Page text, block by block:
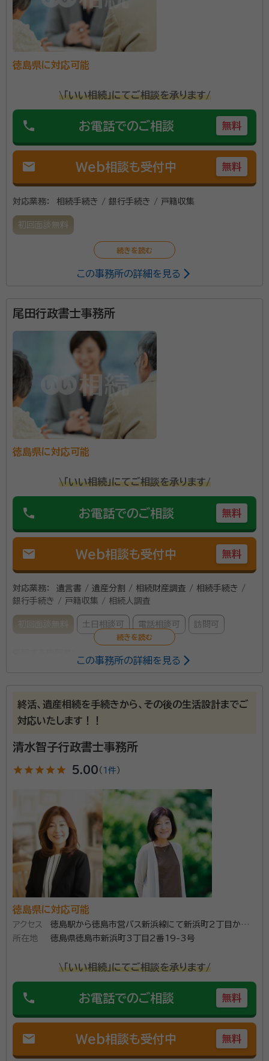
徳島県に対応可能
\「いい相続」にてご相談を承ります/
phone お電話でのご相談 無料
mail Web相談も受付中 無料
対応業務： 相続手続き / 銀行手続き / 戸籍収集
初回面談無料
この事務所の詳細を見る
尾田行政書士事務所
徳島県に対応可能
\「いい相続」にてご相談を承ります/
phone お電話でのご相談 無料
mail Web相談も受付中 無料
対応業務：
遺言書 / 遺産分割 / 相続財産調査 / 相続手続き /
銀行手続き / 戸籍収集 / 相続人調査
初回面談無料 土日相談可 電話相談可 訪問可
資格等： 行政書士
この事務所の詳細を見る
終活、遺産相続を手続きから、その後の生活設計までご
対応いたします！！
清水智子行政書士事務所
star star star star star 5.00 （ 1件 ）
徳島県に対応可能
アクセス
徳島駅から徳島市営バス新浜線にて新浜町2丁目から
徒歩2分
所在地 徳島県徳島市新浜町3丁目2番19-3号
\「いい相続」にてご相談を承ります/
phone お電話でのご相談 無料
mail Web相談も受付中 無料